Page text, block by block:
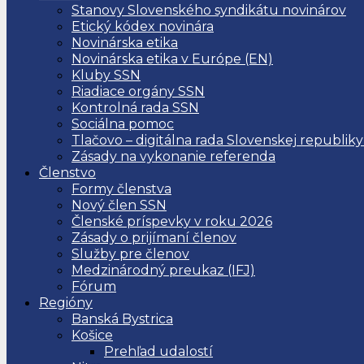
Stanovy Slovenského syndikátu novinárov
Etický kódex novinára
Novinárska etika
Novinárska etika v Európe (EN)
Kluby SSN
Riadiace orgány SSN
Kontrolná rada SSN
Sociálna pomoc
Tlačovo – digitálna rada Slovenskej republiky
Zásady na vykonanie referenda
Členstvo
Formy členstva
Nový člen SSN
Členské príspevky v roku 2026
Zásady o prijímaní členov
Služby pre členov
Medzinárodný preukaz (IFJ)
Fórum
Regióny
Banská Bystrica
Košice
Prehľad udalostí